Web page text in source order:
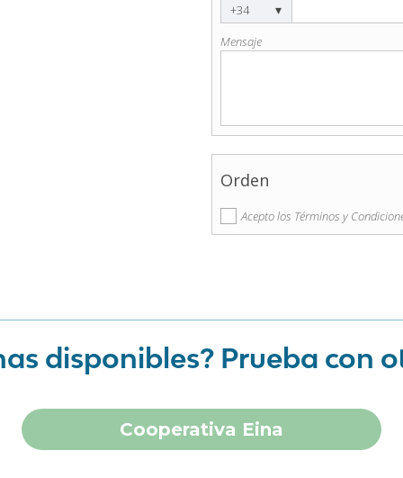
+34
▾
Mensaje
Orden
Acepto los Términos y
disponibles? Prueba con
Cooperativa Eina